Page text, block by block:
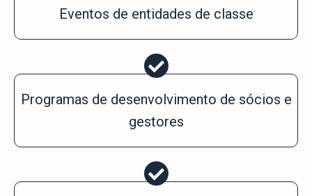
Eventos de entidades de classe
Programas de desenvolvimento de sócios e
gestores